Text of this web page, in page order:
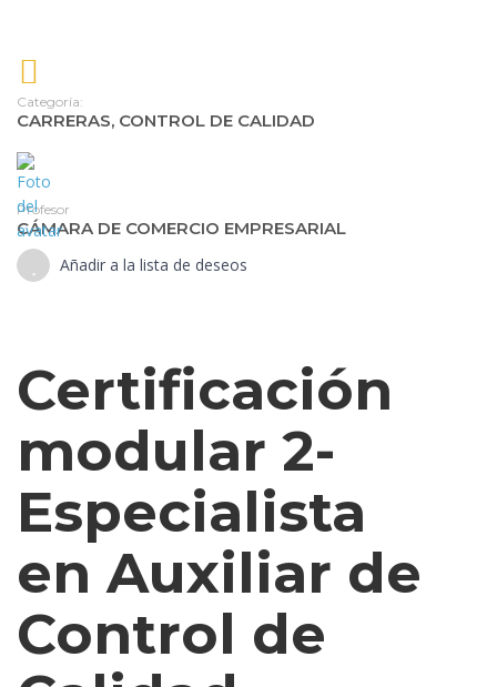
y
Nutrición
Personal
Gastronomía
Gestor
Guía
Turismo
Inglés
Americano
Marketing
Publicidad
Ambiente
Categoría:
CARRERAS, CONTROL DE CALIDAD
Profesor
CÁMARA DE COMERCIO EMPRESARIAL
Añadir a la lista de deseos
Certificación
modular 2-
Especialista
en Auxiliar de
Control de